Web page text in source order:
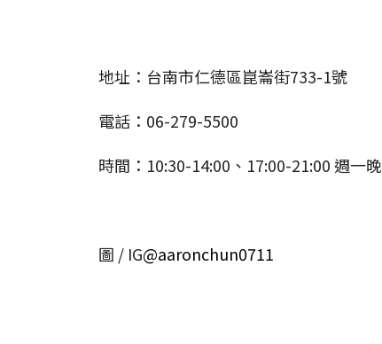
地址：台南市仁德區崑崙街733-1號
電話：06-279-5500
時間：10:30-14:00、17:00-21:00 週一
圖 / IG@aaronchun0711